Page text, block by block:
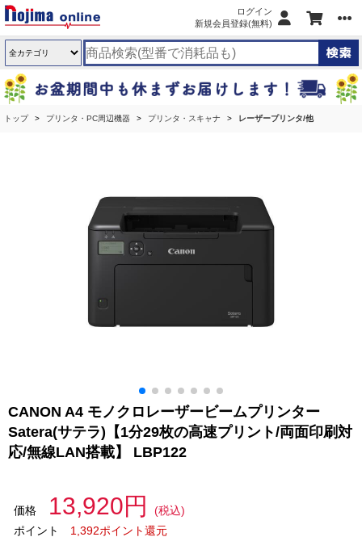
ログイン
新規会員登録(無料)
トップ プリンタ・PC周辺機器 プリンタ・スキャナ レーザープリンタ/他
CANON A4 モノクロレーザービームプリンター
Satera(サテラ)【1分29枚の高速プリント/両面印刷対
応/無線LAN搭載】 LBP122
価格 13,920円
(税込)
ポイント
1,392ポイント還元